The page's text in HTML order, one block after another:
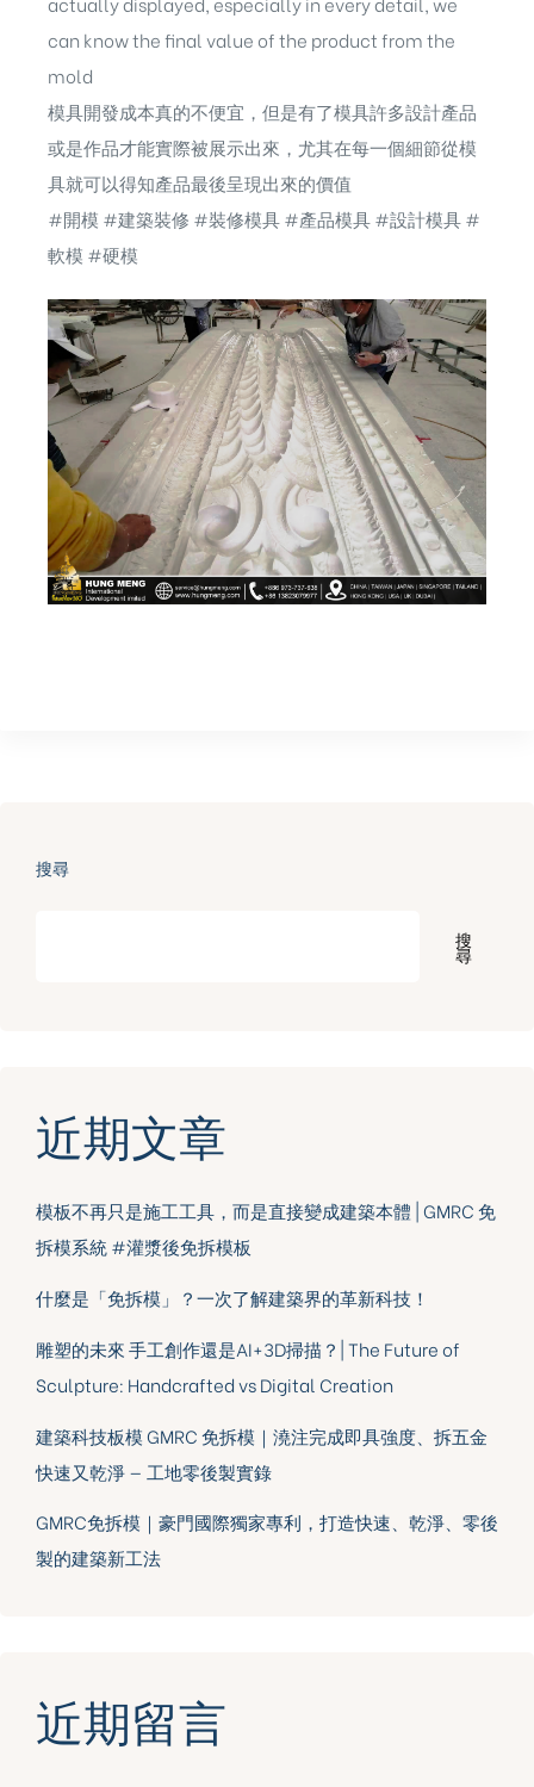
can know the final value of the product from the
mold
模具開發成本真的不便宜，但是有了模具許多設計產品
或是作品才能實際被展示出來，尤其在每一個細節從模
具就可以得知產品最後呈現出來的價值
#開模 #建築裝修 #裝修模具 #產品模具 #設計模具 #
軟模 #硬模
搜尋
搜
尋
近期文章
模板不再只是施工工具，而是直接變成建築本體 | GMRC 免
拆模系統 #灌漿後免拆模板
什麼是「免拆模」？一次了解建築界的革新科技！
雕塑的未來 手工創作還是AI+3D掃描？| The Future of
Sculpture: Handcrafted vs Digital Creation
建築科技板模 GMRC 免拆模｜澆注完成即具強度、拆五金
快速又乾淨 — 工地零後製實錄
GMRC免拆模｜豪門國際獨家專利，打造快速、乾淨、零後
製的建築新工法
近期留言
含日本